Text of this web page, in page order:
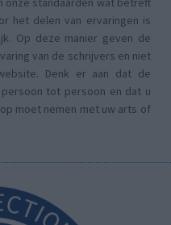
het delen van ervaringen is
Op deze manier geven de
van de schrijvers en niet
Denk er aan dat de
tot persoon en dat u
moet nemen met uw arts of